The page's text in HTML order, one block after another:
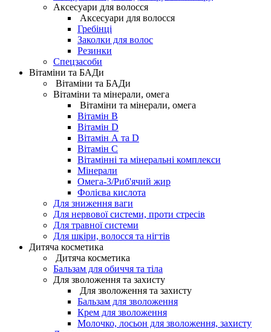
Аксесуари для волосся
Аксесуари для волосся
Гребінці
Заколки для волос
Резинки
Спецзасоби
Вітаміни та БАДи
Вітаміни та БАДи
Вітаміни та мінерали, омега
Вітаміни та мінерали, омега
Вітамін B
Вітамін D
Вітамін А та D
Вітамін С
Вітамінні та мінеральні комплекси
Мінерали
Омега-3/Риб'ячий жир
Фолієва кислота
Для зниження ваги
Для нервової системи, проти стресів
Для травної системи
Для шкіри, волосся та нігтів
Дитяча косметика
Дитяча косметика
Бальзам для обиччя та тіла
Для зволоження та захисту
Для зволоження та захисту
Бальзам для зволоження
Крем для зволоження
Молочко, лосьон для зволоження, захисту